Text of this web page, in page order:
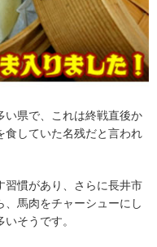
い県で、これは終戦直後か
食していた名残だと言われ
習慣があり、さらに長井市
馬肉をチャーシューにし
そうです。